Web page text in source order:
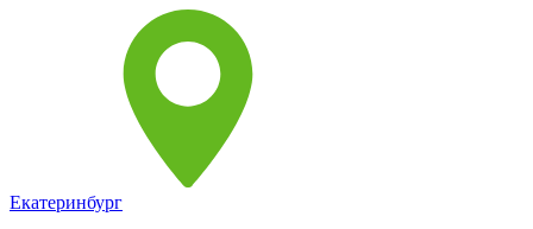
Екатеринбург